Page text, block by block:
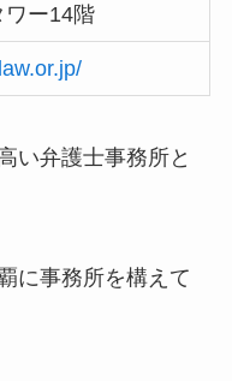
ワー14階
い弁護士事務所と
に事務所を構えて